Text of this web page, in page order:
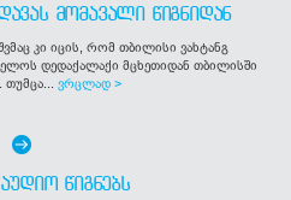
ᲛᲝᲛᲐᲕᲐᲚᲘ ᲬᲘᲒᲜᲘᲓᲐᲜ
კი იცის, რომ თბილისი ვახტანგ
დედაქალაქი მცხეთიდან თბილისში
თუმცა... ვრცლად >
ᲬᲘᲒᲜᲔᲑᲡ